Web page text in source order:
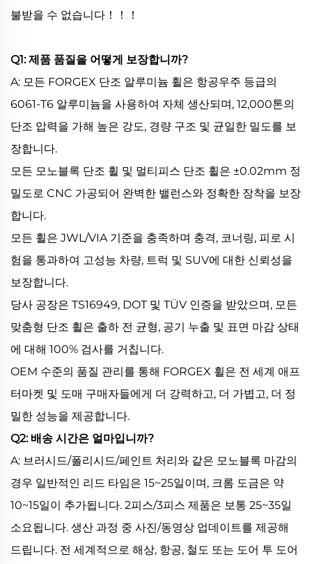
불받을 수 없습니다！！！
Q1: 제품 품질을 어떻게 보장합니까?
A: 모든 FORGEX 단조 알루미늄 휠은 항공우주 등급의
6061-T6 알루미늄을 사용하여 자체 생산되며, 12,000톤의
단조 압력을 가해 높은 강도, 경량 구조 및 균일한 밀도를 보
장합니다.
모든 모노블록 단조 휠 및 멀티피스 단조 휠은 ±0.02mm 정
밀도로 CNC 가공되어 완벽한 밸런스와 정확한 장착을 보장
합니다.
모든 휠은 JWL/VIA 기준을 충족하며 충격, 코너링, 피로 시
험을 통과하여 고성능 차량, 트럭 및 SUV에 대한 신뢰성을
보장합니다.
당사 공장은 TS16949, DOT 및 TÜV 인증을 받았으며, 모든
맞춤형 단조 휠은 출하 전 균형, 공기 누출 및 표면 마감 상태
에 대해 100% 검사를 거칩니다.
OEM 수준의 품질 관리를 통해 FORGEX 휠은 전 세계 애프
터마켓 및 도매 구매자들에게 더 강력하고, 더 가볍고, 더 정
밀한 성능을 제공합니다.
Q2: 배송 시간은 얼마입니까?
A: 브러시드/폴리시드/페인트 처리와 같은 모노블록 마감의
경우 일반적인 리드 타임은 15~25일이며, 크롬 도금은 약
10~15일이 추가됩니다. 2피스/3피스 제품은 보통 25~35일
소요됩니다. 생산 과정 중 사진/동영상 업데이트를 제공해
드립니다. 전 세계적으로 해상, 항공, 철도 또는 도어 투 도어